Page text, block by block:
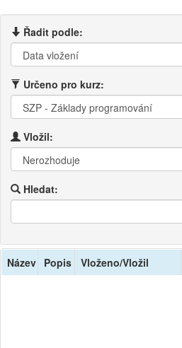
Řadit podle:
Určeno pro kurz:
Vložil:
Hledat:
Název Popis Vloženo/Vložil